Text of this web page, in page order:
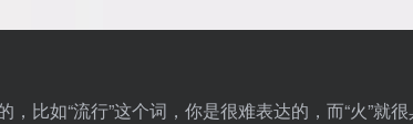
比如“流行”这个词，你是很难表达的，而“火”就